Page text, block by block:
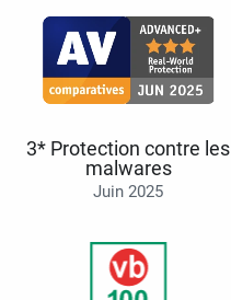
3* Protection contre les
malwares
Juin 2025